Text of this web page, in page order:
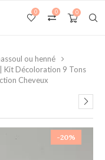
0
0
0
ou henné
Kit Décoloration 9 Tons
Cheveux
-20%